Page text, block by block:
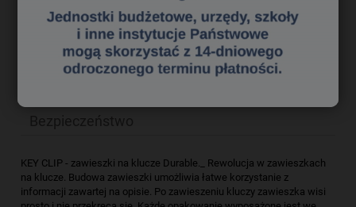
Producent:
Kod produktu:
zak0890195
zapytaj o produkt
poleć znajomemu
KEY CLIP - zawieszki na klucze Durable._ Rewolucja w zawieszkach
na klucze. Budowa zawieszki umożliwia łatwe korzystanie z
informacji zawartej na opisie. Po zawieszeniu kluczy zawieszka wisi